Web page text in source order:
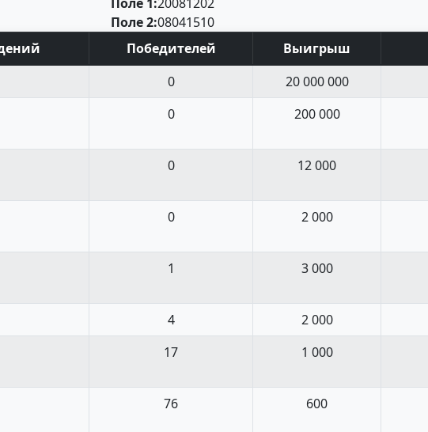
Поле 2:08041510
ений Победителей Выигрыш
0 20 000 000
0 200 000
0 12 000
0 2 000
1 3 000
4 2 000
17 1 000
76 600